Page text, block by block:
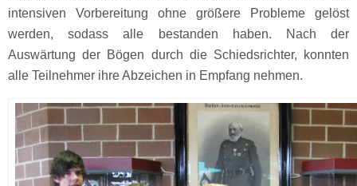
intensiven Vorbereitung ohne größere Probleme gelöst
werden, sodass alle bestanden haben. Nach der
Auswärtung der Bögen durch die Schiedsrichter, konnten
alle Teilnehmer ihre Abzeichen in Empfang nehmen.